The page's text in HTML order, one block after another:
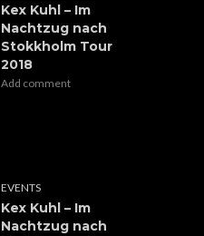
Kex Kuhl – Im
Nachtzug nach
Stokkholm Tour
2018
Add comment
EVENTS
Kex Kuhl – Im
Nachtzug nach